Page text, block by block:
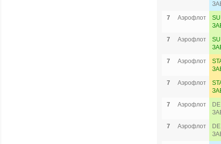
7
Аэрофлот
7
Аэрофлот
7
Аэрофлот
7
Аэрофлот
7
Аэрофлот
7
Аэрофлот